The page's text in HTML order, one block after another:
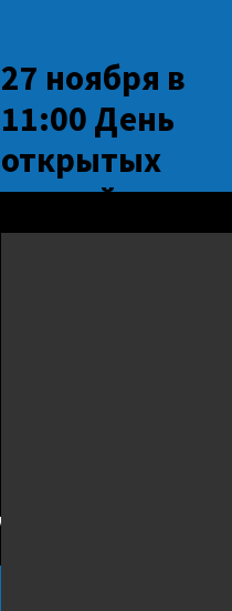
27 ноября в
11:00 День
открытых
дверей